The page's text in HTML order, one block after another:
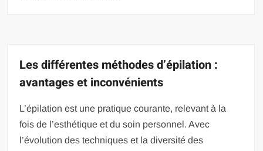
Les différentes méthodes d’épilation :
avantages et inconvénients
L’épilation est une pratique courante, relevant à la
fois de l’esthétique et du soin personnel. Avec
l’évolution des techniques et la diversité des